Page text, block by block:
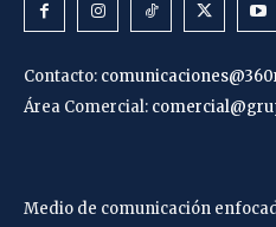
Contacto:
Área Comercial:
Medio de comunicación